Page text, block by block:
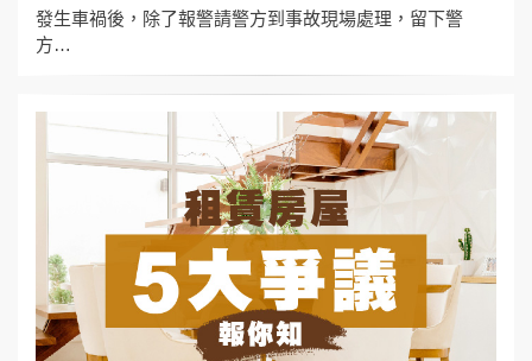
發生車禍後，除了報警請警方到事故現場處理，留下警
方…